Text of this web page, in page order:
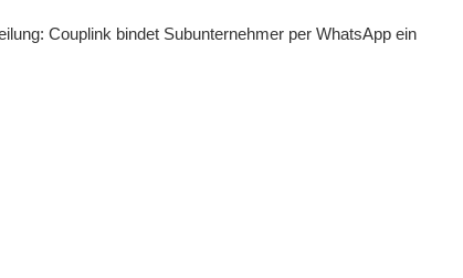
Couplink bindet Subunternehmer per WhatsApp ein